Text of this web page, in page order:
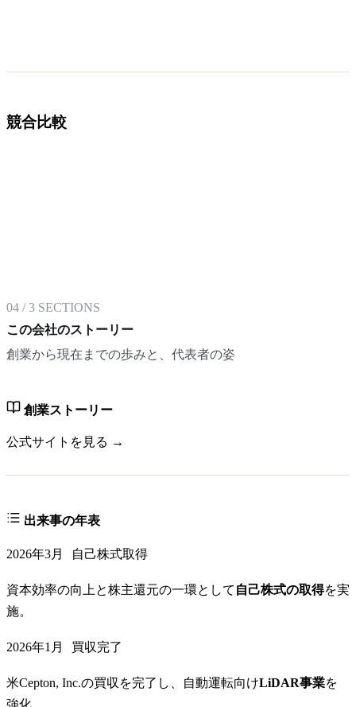
競合比較
04 /3 SECTIONS
この会社のストーリー
創業から現在までの歩みと、代表者の姿
創業ストーリー
公式サイトを見る →
出来事の年表
2026年3月 自己株式取得
資本効率の向上と株主還元の一環として 自己株式の取得を実
施。
2026年1月 買収完了
米Cepton, Inc.の買収を完了し、自動運転向けLiDAR事業を